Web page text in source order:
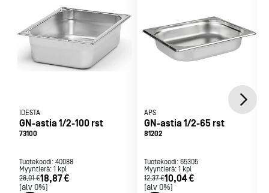
IDESTA
GN-astia 1/2-100 rst
73100
Tuotekoodi: 40088
Myyntierä: 1 kpl
28,01 €18,87 €
[alv 0%]
APS
GN-astia 1/2-65 rst
81202
Tuotekoodi: 65305
Myyntierä: 1 kpl
12,37 €10,04 €
[alv 0%]